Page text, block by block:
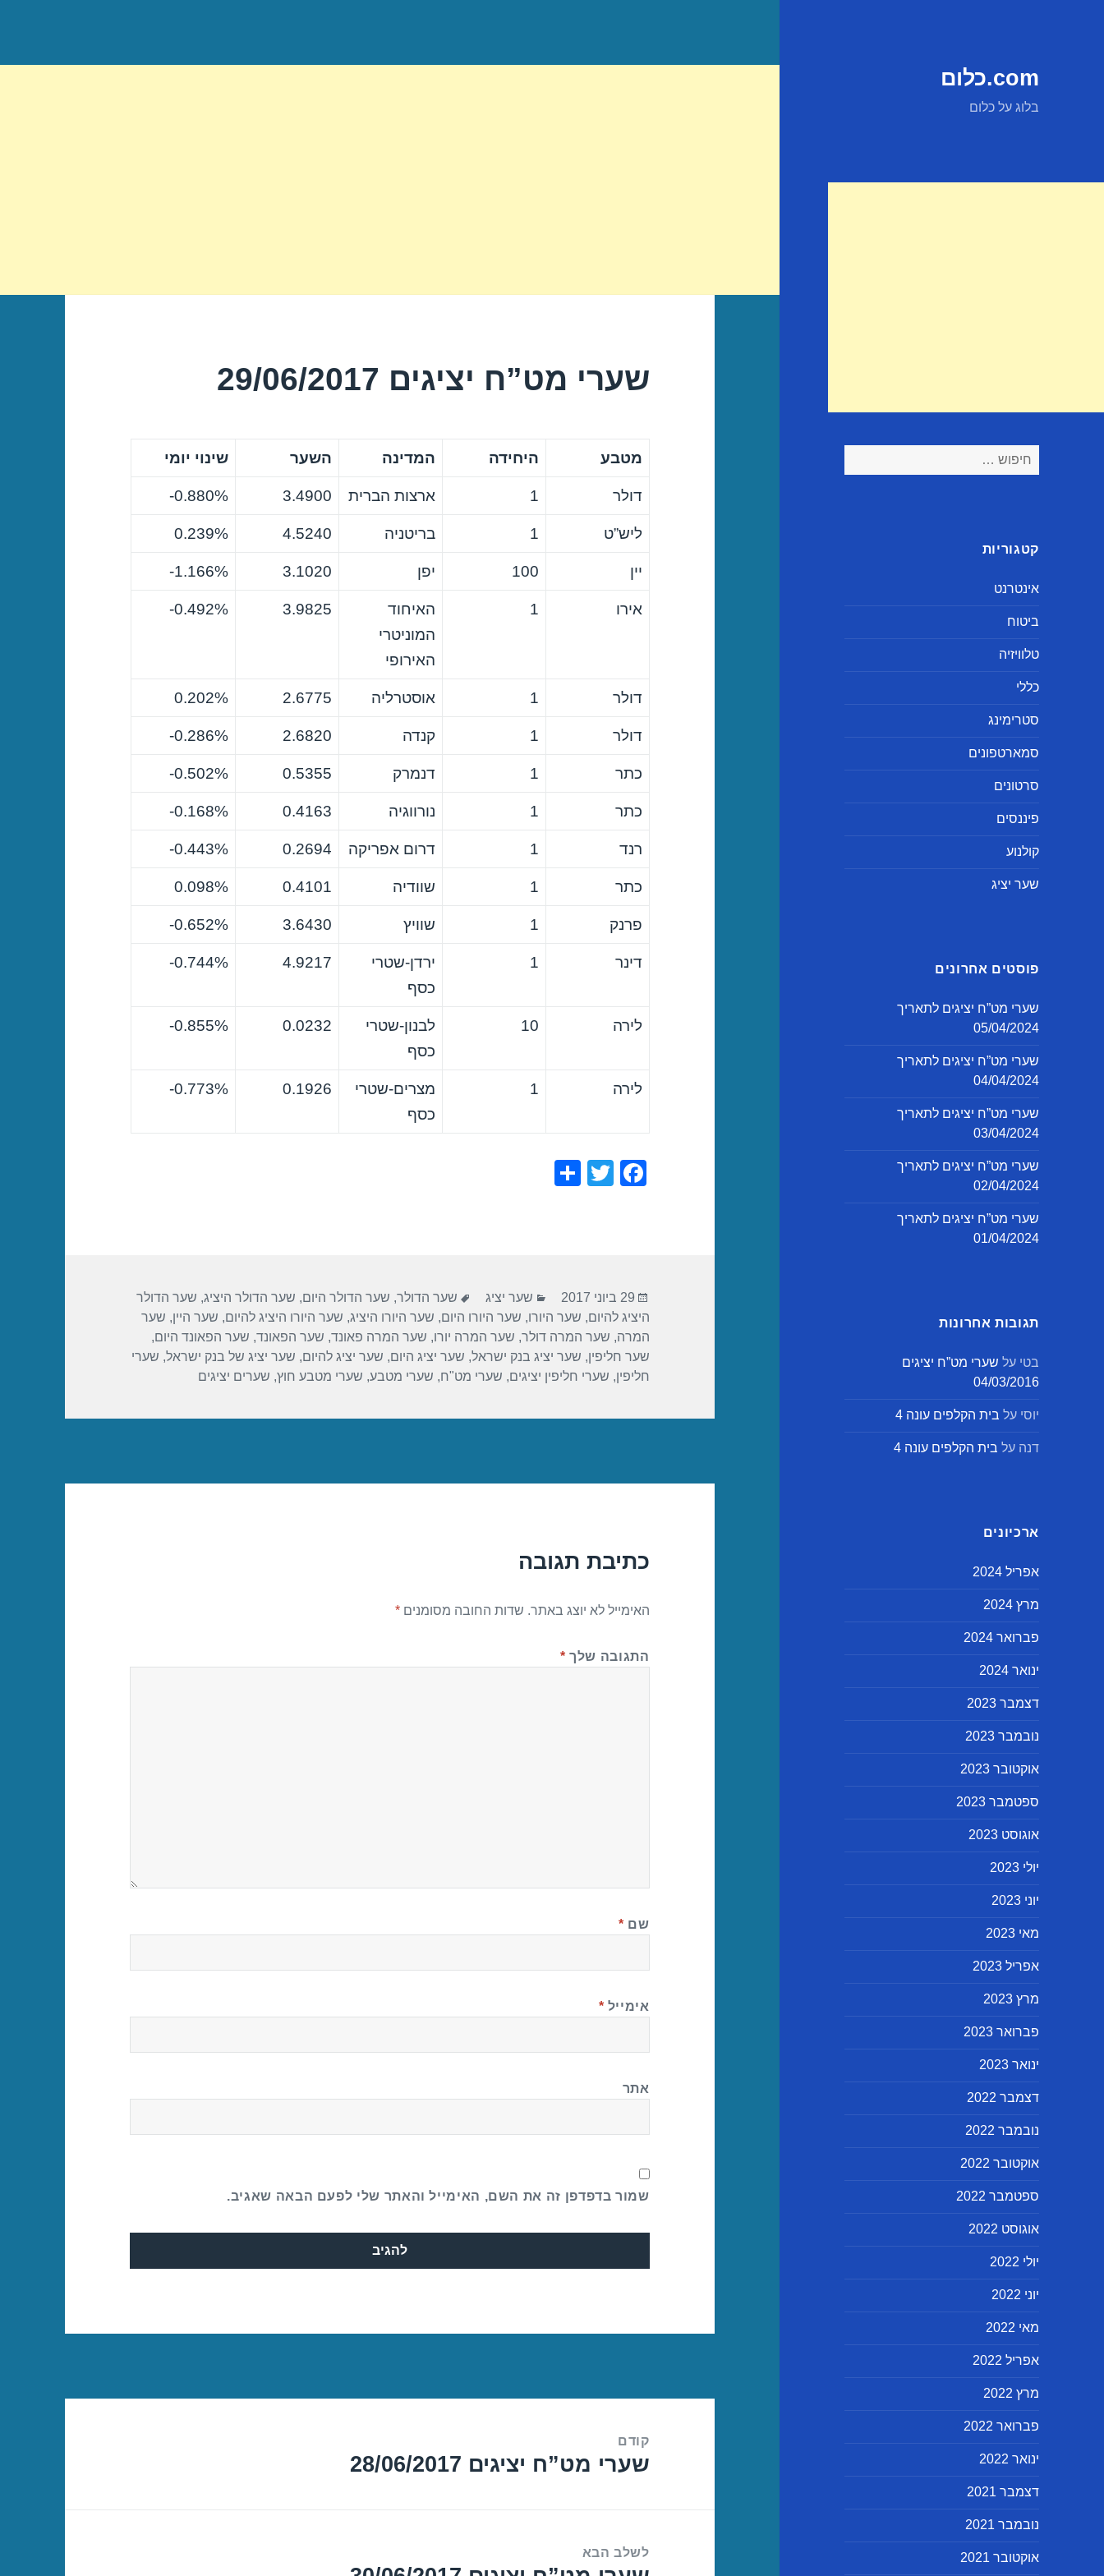
com.כלום
בלוג על כלום
חיפוש:
קטגוריות
אינטרנט
ביטוח
טלוויזיה
כללי
סטרימינג
סמארטפונים
סרטונים
פיננסים
קולנוע
שער יציג
פוסטים אחרונים
שערי מט”ח יציגים לתאריך
05/04/2024
שערי מט”ח יציגים לתאריך
04/04/2024
שערי מט”ח יציגים לתאריך
03/04/2024
שערי מט”ח יציגים לתאריך
02/04/2024
שערי מט”ח יציגים לתאריך
01/04/2024
תגובות אחרונות
בטי על שערי מט”ח יציגים
04/03/2016
יוסי על בית הקלפים עונה 4
דנה על בית הקלפים עונה 4
ארכיונים
אפריל 2024
מרץ 2024
פברואר 2024
ינואר 2024
דצמבר 2023
נובמבר 2023
אוקטובר 2023
ספטמבר 2023
אוגוסט 2023
יולי 2023
יוני 2023
מאי 2023
אפריל 2023
מרץ 2023
פברואר 2023
ינואר 2023
דצמבר 2022
נובמבר 2022
אוקטובר 2022
ספטמבר 2022
אוגוסט 2022
יולי 2022
יוני 2022
מאי 2022
אפריל 2022
מרץ 2022
פברואר 2022
ינואר 2022
דצמבר 2021
נובמבר 2021
אוקטובר 2021
שערי מט”ח יציגים 29/06/2017
מטבע היחידה המדינה השער שינוי יומי
דולר 1 ארצות הברית 3.4900
0.880%-
ליש”ט 1 בריטניה 4.5240
0.239%
יין 100 יפן 3.1020
1.166%-
אירו 1
האיחוד
המוניטרי
האירופי
3.9825
0.492%-
דולר 1 אוסטרליה 2.6775
0.202%
דולר 1 קנדה 2.6820
0.286%-
כתר 1 דנמרק 0.5355
0.502%-
כתר 1 נורווגיה 0.4163
0.168%-
רנד 1 דרום אפריקה 0.2694
0.443%-
כתר 1 שוודיה 0.4101
0.098%
פרנק 1 שוויץ 3.6430
0.652%-
דינר 1
ירדן-שטרי
כסף
4.9217
0.744%-
לירה 10
לבנון-שטרי
כסף
0.0232
0.855%-
לירה 1
מצרים-שטרי
כסף
0.1926
0.773%-
F
o
o
k
T
פורסם
בתאריך
29 ביוני 2017 קטגוריות
שער יציג תגיות
שער הדולר, שער הדולר היום, שער הדולר היציג, שער הדולר
היציג להיום, שער היורו, שער היורו היום, שער היורו היציג, שער היורו היציג להיום, שער היין, שער
המרה, שער המרה דולר, שער המרה יורו, שער המרה פאונד, שער הפאונד, שער הפאונד היום,
שער חליפין, שער יציג בנק ישראל, שער יציג היום, שער יציג להיום, שער יציג של בנק ישראל, שערי
חליפין, שערי חליפין יציגים, שערי מט"ח, שערי מטבע, שערי מטבע חוץ, שערים יציגים
כתיבת תגובה
האימייל לא יוצג באתר. שדות החובה מסומנים*
התגובה שלך *
שם *
אימייל *
אתר
שמור בדפדפן זה את השם, האימייל והאתר שלי לפעם הבאה שאגיב.
קודם
הפוסט
שערי מט”ח יציגים 28/06/2017
לשלב הבא